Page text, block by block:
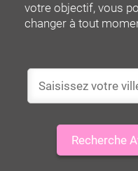
votre objectif, vous
changer à tout
Recherche